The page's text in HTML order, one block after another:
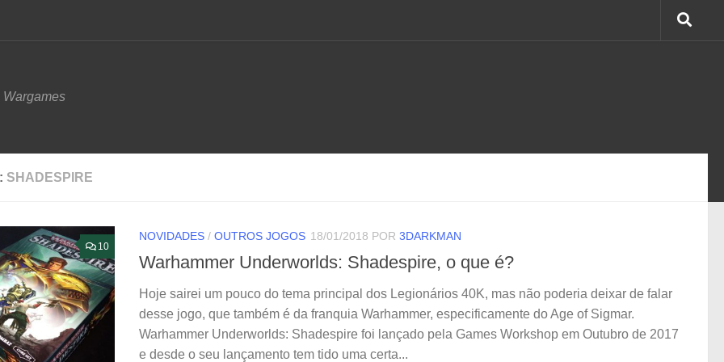
SHADESPIRE
10
NOVIDADES / OUTROS JOGOS 18/01/2018 POR 3DARKMAN
Warhammer Underworlds: Shadespire, o que é?
Hoje sairei um pouco do tema principal dos Legionários 40K, mas não poderia deixar de falar
desse jogo, que também é da franquia Warhammer, especificamente do Age of Sigmar.
Warhammer Underworlds: Shadespire foi lançado pela Games Workshop em Outubro de 2017
e desde o seu lançamento tem tido uma certa...